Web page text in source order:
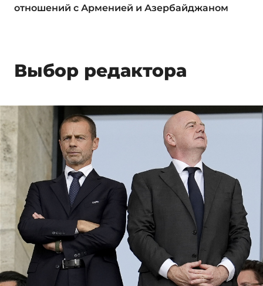
отношений с Арменией и Азербайджаном
Выбор редактора